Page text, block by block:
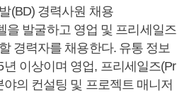
(BD) 경력사원 채용
을 발굴하고 영업 및 프리세일즈
경력자를 채용한다. 유통 정보
이상이며 영업, 프리세일즈(Pr
의 컨설팅 및 프로젝트 매니저